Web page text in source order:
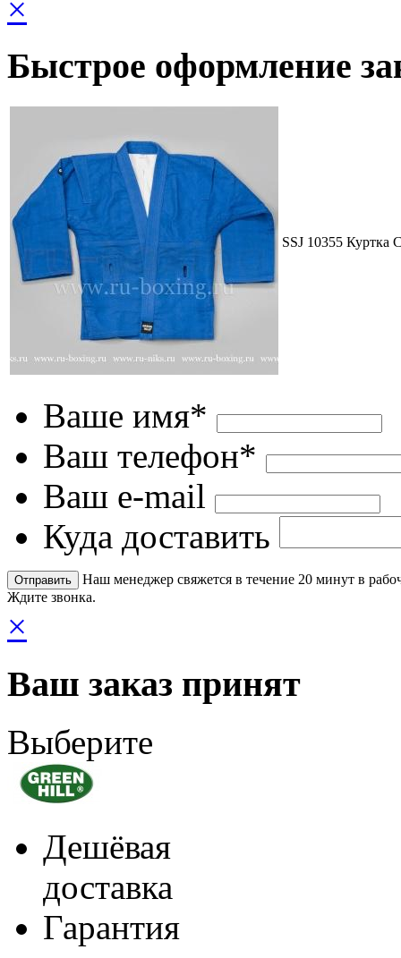
×
Быстрое оформление
SSJ 10355 Куртка
Ваше имя*
Ваш телефон*
Ваш e-mail
Куда доставить
Наш менеджер свяжется в течение 20 минут в
Ждите звонка.
×
Ваш заказ принят
Выберите
Дешёвая
доставка
Гарантия